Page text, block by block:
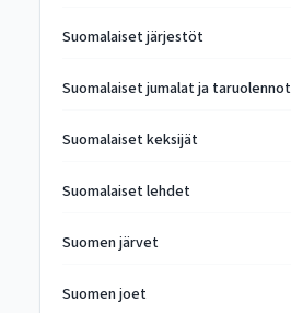
Suomalaiset järjestöt
Suomalaiset jumalat ja taruolennot
Suomalaiset keksijät
Suomalaiset lehdet
Suomen järvet
Suomen joet